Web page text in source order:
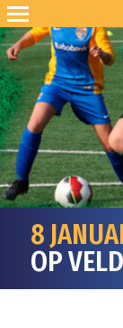
8
OP